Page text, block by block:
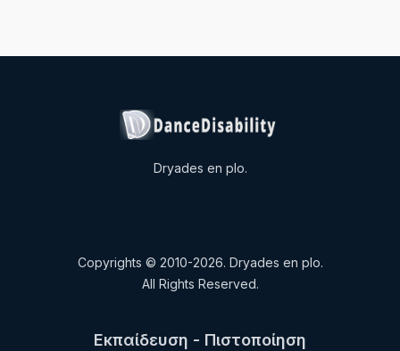
Dryades en plo.
Copyrights © 2010-2026. Dryades en plo.
All Rights Reserved.
Εκπαίδευση - Πιστοποίηση